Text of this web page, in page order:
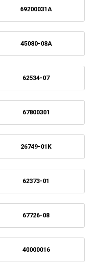
69200031A
45080-08A
62534-07
67800301
26749-01K
62373-01
67726-08
40000016